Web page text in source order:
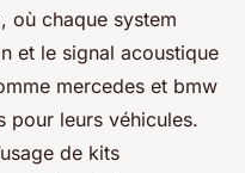
où chaque system
et le signal acoustique
mercedes et bmw
pour leurs véhicules.
de kits